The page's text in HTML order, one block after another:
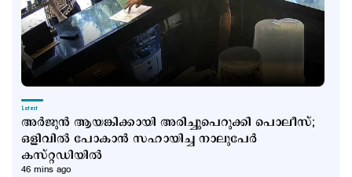
Latest
അര്‍ജുന്‍ ആയങ്കിക്കായി അരിച്ചുപെറുക്കി പൊലീസ്;
ഒളിവില്‍ പോകാന്‍ സഹായിച്ച നാലുപേര്‍
കസ്റ്റഡിയില്‍
46 mins ago